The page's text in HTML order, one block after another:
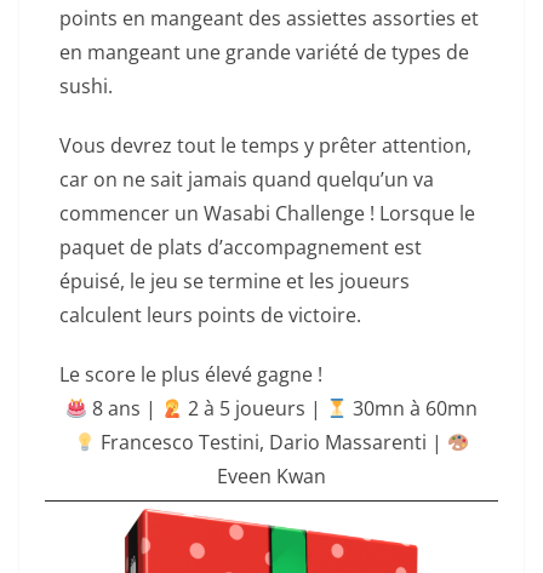
points en mangeant des assiettes assorties et
en mangeant une grande variété de types de
sushi.
Vous devrez tout le temps y prêter attention,
car on ne sait jamais quand quelqu’un va
commencer un Wasabi Challenge ! Lorsque le
paquet de plats d’accompagnement est
épuisé, le jeu se termine et les joueurs
calculent leurs points de victoire.
Le score le plus élevé gagne !
8 ans |
‍ 2 à 5 joueurs |
30mn à 60mn
Francesco Testini, Dario Massarenti |
Eveen Kwan